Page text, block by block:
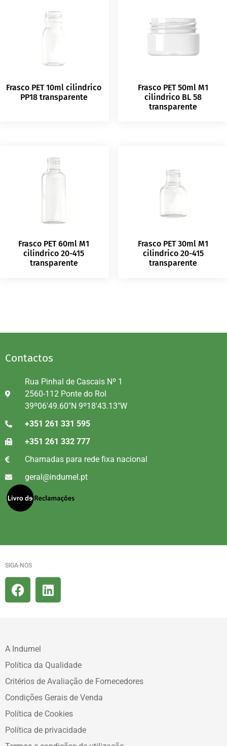
Frasco PET 10ml cilindrico
PP18 transparente
Frasco PET 50ml M1
cilindrico BL 58
transparente
Frasco PET 60ml M1
cilindrico 20-415
transparente
Frasco PET 30ml M1
cilindrico 20-415
transparente
Contactos
Rua Pinhal de Cascais Nº 1
2560-112 Ponte do Rol
39º06'49.60"N 9º18'43.13"W
+351 261 331 595
+351 261 332 777
Chamadas para rede fixa nacional
geral@indumel.pt
SIGA-NOS
A Indumel
Política da Qualidade
Critérios de Avaliação de Fornecedores
Condições Gerais de Venda
Política de Cookies
Política de privacidade